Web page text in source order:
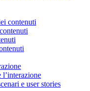
contenuti
l’interazione
e user stories